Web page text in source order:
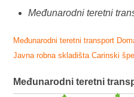
Međunarodni teretni
Međunarodni teretni transport
Javna robna skladišta Carinski
Međunarodni teretni